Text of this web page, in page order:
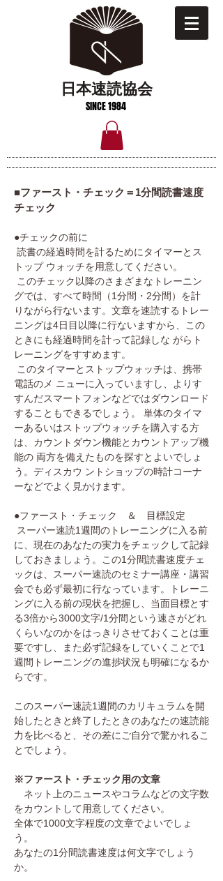
日本速読協会
SINCE 1984
■ファースト・チェック＝1分間読書速度
チェック
●チェックの前に
読書の経過時間を計るためにタイマーとス
トップ ウォッチを用意してください。
このチェック以降のさまざまなトレーニン
グでは、すべて時間（1分間・2分間）を計
りながら行ないます。文章を速読するトレー
ニングは4日目以降に行ないますから、この
ときにも経過時間を計って記録しな がらト
レーニングをすすめます。
このタイマーとストップウォッチは、携帯
電話のメ ニューに入っていますし、よりす
すんだスマートフォンなどではダウンロード
することもできるでしょう。 単体のタイマ
ーあるいはストップウォッチを購入する方
は、カウントダウン機能とカウントアップ機
能の 両方を備えたものを探すとよいでしょ
う。ディスカウ ントショップの時計コーナ
ーなどでよく見かけます。
●ファースト・チェック ＆ 目標設定
スーパー速読1週間のトレーニングに入る前
に、現在のあなたの実力をチェックして記録
しておきましょう。この1分間読書速度チェ
ックは、スーパー速読のセミナー講座・講習
会でも必ず最初に行なっています。トレーニ
ングに入る前の現状を把握し、当面目標とす
る3倍から3000文字/1分間という速さがどれ
くらいなのかをはっきりさせておくことは重
要ですし、また必ず記録をしていくことで1
週間トレーニングの進捗状況も明確になるか
らです。
このスーパー速読1週間のカリキュラムを開
始したときと終了したときのあなたの速読能
力を比べると、その差にご自分で驚かれるこ
とでしょう。
※ファースト・チェック用の文章
ネット上のニュースやコラムなどの文字数
をカウントして用意してください。
全体で1000文字程度の文章でよいでしょ
う。
あなたの1分間読書速度は何文字でしょう
か。